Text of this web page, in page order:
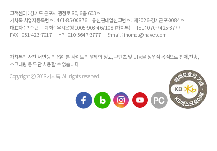
고객센터 : 경기도 군포시 광정로 80, 6층 603호
가치톡 사업자등록번호 : 461-85-00876
통신판매업신고번호 : 제2026-경기군포-0084호
대표자 : 박준근
계좌 : 우리은행 1005-903-467108 (가치톡)
TEL : 070-7425-3777
FAX : 031-423-7017
HP : 010-3647-3777 E-mail : ihomet@naver.com
가치톡의 사전 서면 동의 없이 본 사이트의 일체의 정보, 콘텐츠 및 UI등을 상업적 목적으로 전재,전송,
스크래핑 등 무단 사용할 수 없습니다
Copyright ⓒ 2018 가치톡. All rights reserved.